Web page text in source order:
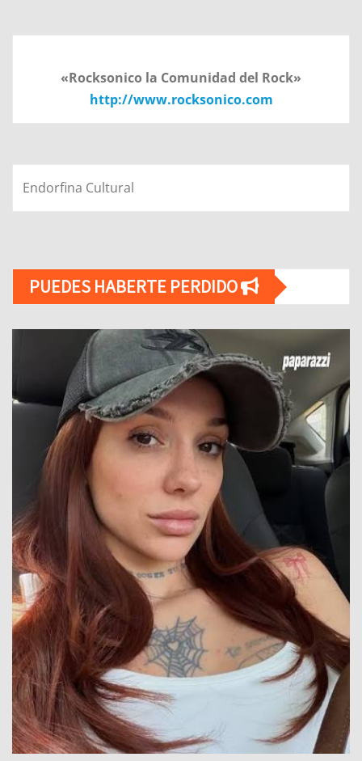
«Rocksonico la Comunidad del Rock»
http://www.rocksonico.com
Endorfina Cultural
PUEDES HABERTE PERDIDO